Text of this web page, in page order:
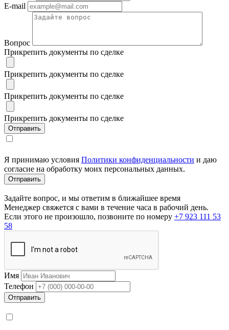
E-mail
Вопрос
Прикрепить документы по сделке
Прикрепить документы по сделке
Прикрепить документы по сделке
Прикрепить документы по сделке
Я принимаю условия Политики конфиденциальности и даю
согласие на обработку моих персональных данных.
Задайте вопрос, и мы ответим в ближайшее время
Менеджер свяжется с вами в течение часа в рабочий день.
Если этого не произошло, позвоните по номеру +7 923 111 53
58
Имя
Телефон